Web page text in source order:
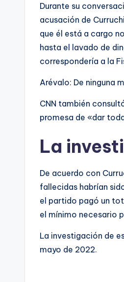
Durante su
acusación de
que él está a cargo
hasta el lavado de
correspondería a la
Arévalo: De ninguna
CNN también
promesa de «dar
La
De acuerdo con
fallecidas habrían
el partido pagó un
el mínimo necesario
La investigación de
mayo de 2022.